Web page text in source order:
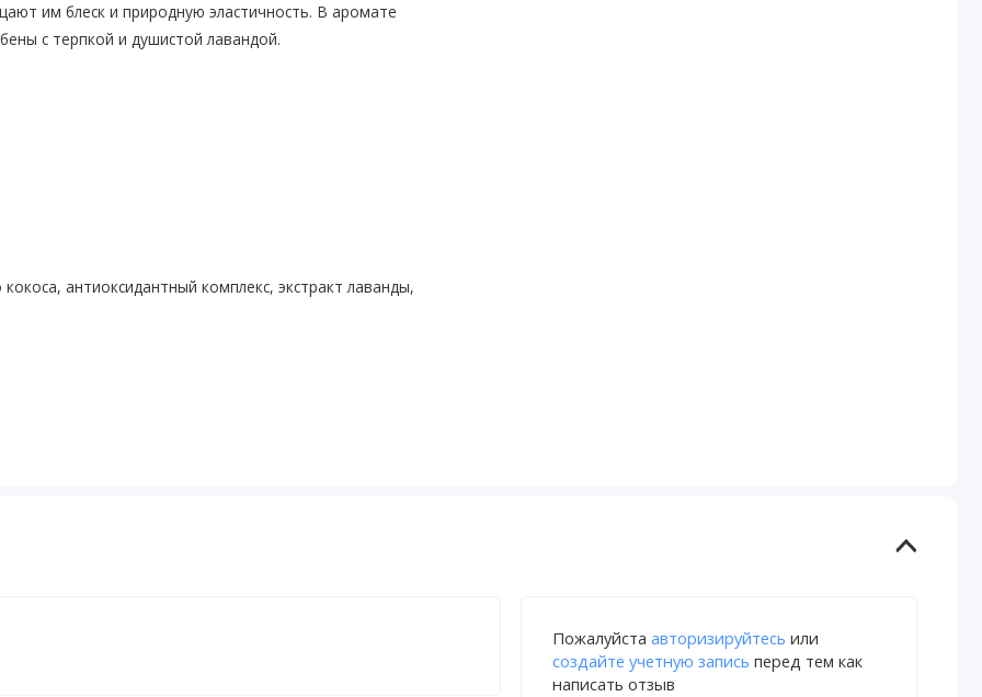
им блеск и природную эластичность. В аромате
с терпкой и душистой лавандой.
антиоксидантный комплекс, экстракт лаванды,
концов, Увлажнение
пшеницы), Tocopherol (and) Beta-sitosterol (and)
влажные волосы, оставить на 3-5 мин, смыть
Пожалуйста авторизируйтесь или
создайте учетную запись перед тем как
написать отзыв